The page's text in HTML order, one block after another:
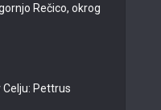
Rečico, okrog
Celju: Pettrus